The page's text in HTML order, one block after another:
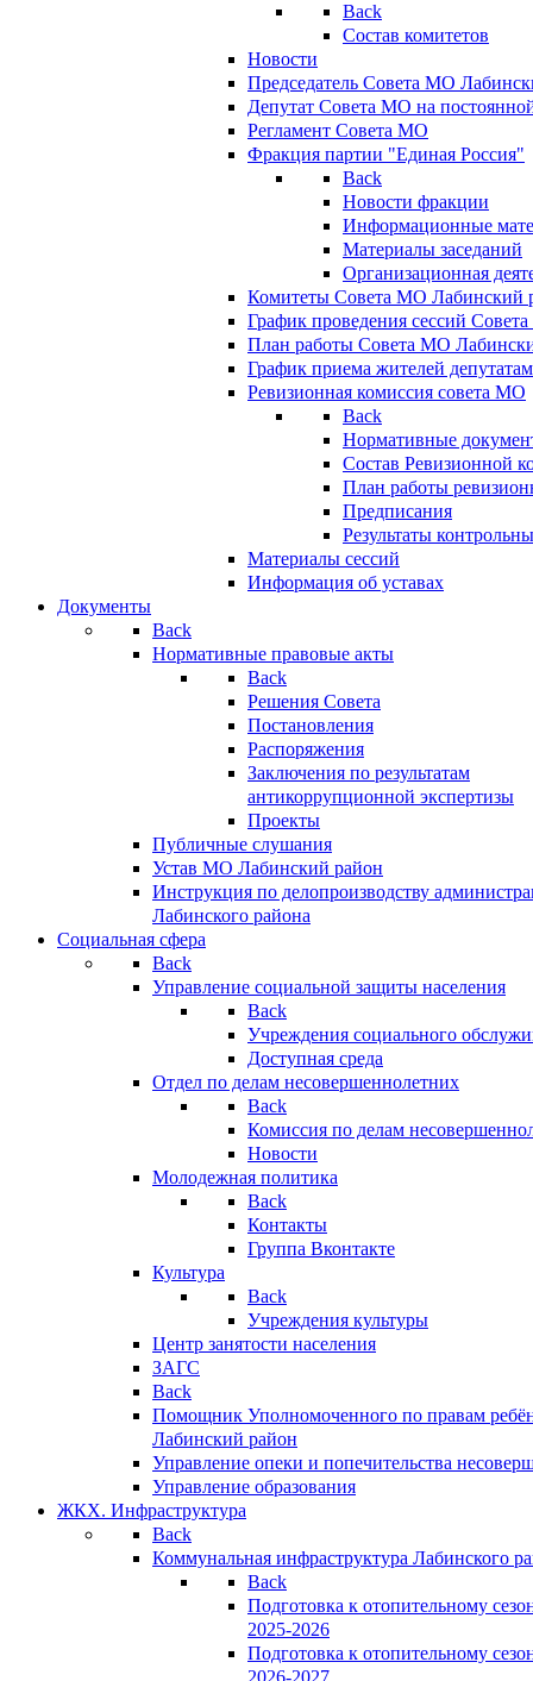
Back
Состав комитетов
Новости
Председатель Совета МО
Депутат Совета МО на
Регламент Совета МО
Фракция партии "Единая Россия"
Back
Новости фракции
Информационные
Материалы заседаний
Организационная
Комитеты Совета МО Лабинский
График проведения сессий
План работы Совета МО
График приема жителей
Ревизионная комиссия совета МО
Back
Нормативные
Состав Ревизионной
План работы
Предписания
Результаты
Материалы сессий
Информация об уставах
Документы
Back
Нормативные правовые акты
Back
Решения Совета
Постановления
Распоряжения
Заключения по результатам
антикоррупционной экспертизы
Проекты
Публичные слушания
Устав МО Лабинский район
Инструкция по делопроизводству
Лабинского района
Социальная сфера
Back
Управление социальной защиты населения
Back
Учреждения социального
Доступная среда
Отдел по делам несовершеннолетних
Back
Комиссия по делам
Новости
Молодежная политика
Back
Контакты
Группа Вконтакте
Культура
Back
Учреждения культуры
Центр занятости населения
ЗАГС
Back
Помощник Уполномоченного по правам
Лабинский район
Управление опеки и попечительства
Управление образования
ЖКХ. Инфраструктура
Back
Коммунальная инфраструктура Лабинского
Back
Подготовка к отопительному
2025-2026
Подготовка к отопительному
2026-2027